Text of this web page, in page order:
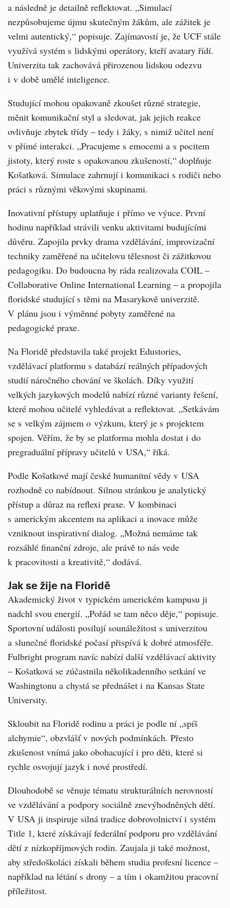
a následně je detailně reflektovat. „Simulací
nezpůsobujeme újmu skutečným žákům, ale zážitek je
velmi autentický,“ popisuje. Zajímavostí je, že UCF stále
využívá systém s lidskými operátory, kteří avatary řídí.
Univerzita tak zachovává přirozenou lidskou odezvu
i v době umělé inteligence.
Studující mohou opakovaně zkoušet různé strategie,
měnit komunikační styl a sledovat, jak jejich reakce
ovlivňuje zbytek třídy – tedy i žáky, s nimiž učitel není
v přímé interakci. „Pracujeme s emocemi a s pocitem
jistoty, který roste s opakovanou zkušeností,“ doplňuje
Košatková. Simulace zahrnují i komunikaci s rodiči nebo
práci s různými věkovými skupinami.
Inovativní přístupy uplatňuje i přímo ve výuce. První
hodinu například strávili venku aktivitami budujícími
důvěru. Zapojila prvky drama vzdělávání, improvizační
techniky zaměřené na učitelovu tělesnost či zážitkovou
pedagogiku. Do budoucna by ráda realizovala COIL –
Collaborative Online International Learning – a propojila
floridské studující s těmi na Masarykově univerzitě.
V plánu jsou i výměnné pobyty zaměřené na
pedagogické praxe.
Na Floridě představila také projekt Edustories,
vzdělávací platformu s databází reálných případových
studií náročného chování ve školách. Díky využití
velkých jazykových modelů nabízí různé varianty řešení,
které mohou učitelé vyhledávat a reflektovat. „Setkávám
se s velkým zájmem o výzkum, který je s projektem
spojen. Věřím, že by se platforma mohla dostat i do
pregraduální přípravy učitelů v USA,“ říká.
Podle Košatkové mají české humanitní vědy v USA
rozhodně co nabídnout. Silnou stránkou je analytický
přístup a důraz na reflexi praxe. V kombinaci
s americkým akcentem na aplikaci a inovace může
vzniknout inspirativní dialog. „Možná nemáme tak
rozsáhlé finanční zdroje, ale právě to nás vede
k pracovitosti a kreativitě,“ dodává.
Jak se žije na Floridě
Akademický život v typickém americkém kampusu ji
nadchl svou energií. „Pořád se tam něco děje,“ popisuje.
Sportovní události posilují sounáležitost s univerzitou
a slunečné floridské počasí přispívá k dobré atmosféře.
Fulbright program navíc nabízí další vzdělávací aktivity
– Košatková se zúčastnila několikadenního setkání ve
Washingtonu a chystá se přednášet i na Kansas State
University.
Skloubit na Floridě rodinu a práci je podle ní „spíš
alchymie“, obzvlášť v nových podmínkách. Přesto
zkušenost vnímá jako obohacující i pro děti, které si
rychle osvojují jazyk i nové prostředí.
Dlouhodobě se věnuje tématu strukturálních nerovností
ve vzdělávání a podpory sociálně znevýhodněných dětí.
V USA ji inspiruje silná tradice dobrovolnictví i systém
Title 1, které získávají federální podporu pro vzdělávání
dětí z nízkopříjmových rodin. Zaujala ji také možnost,
aby středoškoláci získali během studia profesní licence –
například na létání s drony – a tím i okamžitou pracovní
příležitost.